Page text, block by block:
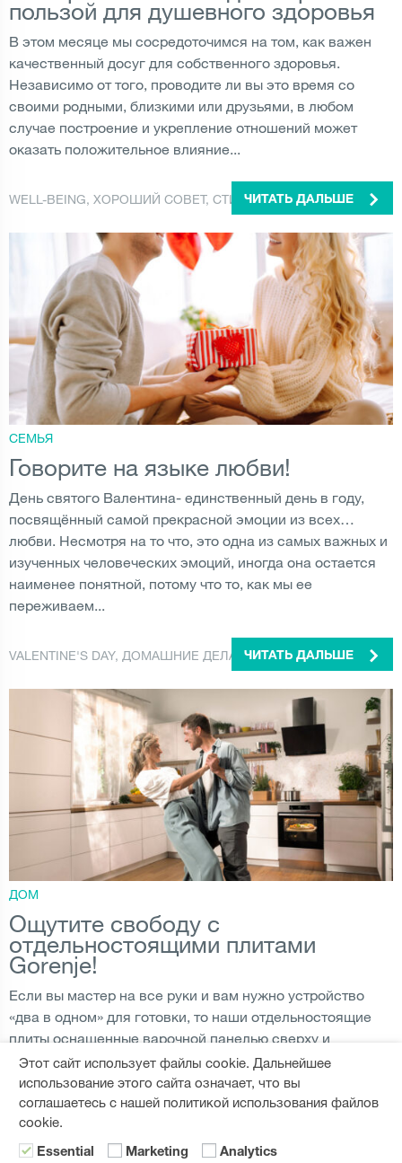
пользой для душевного здоровья
В этом месяце мы сосредоточимся на том, как важен
качественный досуг для собственного здоровья.
Независимо от того, проводите ли вы это время со
своими родными, близкими или друзьями, в любом
случае построение и укрепление отношений может
оказать положительное влияние...
WELL-BEING, ХОРОШИЙ СОВЕТ, СТИЛЬ ЖИЗНИ
ЧИТАТЬ ДАЛЬШЕ
СЕМЬЯ
Говорите на языке любви!
День святого Валентина- единственный день в году,
посвящённый самой прекрасной эмоции из всех…
любви. Несмотря на то что, это одна из самых важных и
изученных человеческих эмоций, иногда она остается
наименее понятной, потому что то, как мы ее
переживаем...
VALENTINE'S DAY, ДОМАШНИЕ ДЕЛА СТИЛЬ ЖИЗНИ
ЧИТАТЬ ДАЛЬШЕ
ДОМ
Ощутите свободу с
отдельностоящими плитами
Gorenje!
Если вы мастер на все руки и вам нужно устройство
«два в одном» для готовки, то наши отдельностоящие
плиты оснащенные варочной панелью сверху и
духовкой снизу, то что вам нужно. А благодаря набору в
них потрясающих функций, вы можете...
СТИЛЬ ЖИЗНИ
Этот сайт использует файлы cookie. Дальнейшее
использование этого сайта означает, что вы
соглашаетесь с нашей политикой использования файлов
cookie.
Essential Marketing Analytics